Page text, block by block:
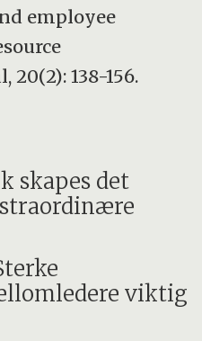
employee
138-156.
skapes det
viktig